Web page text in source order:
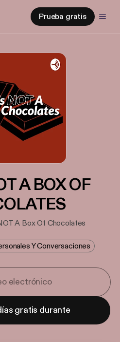
Prueba gratis
A BOX OF
A Box Of Chocolates
Y Conversaciones
gratis durante